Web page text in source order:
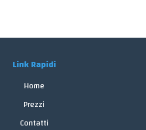
Link Rapidi
Home
Prezzi
Contatti